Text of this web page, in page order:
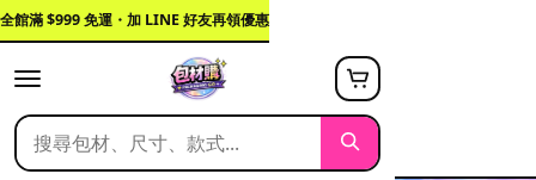
全館滿 $999 免運・加 LINE 好友再領優惠